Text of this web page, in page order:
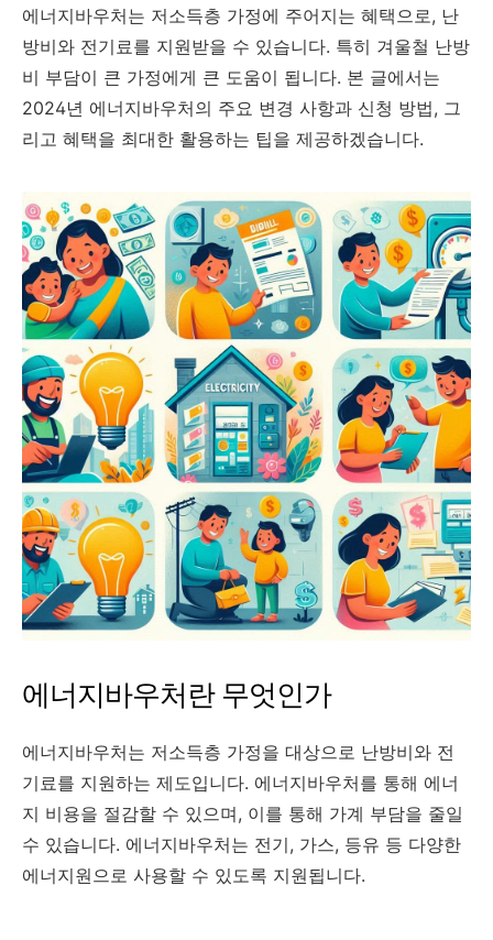
에너지바우처는 저소득층 가정에 주어지는 혜택으로, 난
방비와 전기료를 지원받을 수 있습니다. 특히 겨울철 난방
비 부담이 큰 가정에게 큰 도움이 됩니다. 본 글에서는
2024년 에너지바우처의 주요 변경 사항과 신청 방법, 그
리고 혜택을 최대한 활용하는 팁을 제공하겠습니다.
에너지바우처란 무엇인가
에너지바우처는 저소득층 가정을 대상으로 난방비와 전
기료를 지원하는 제도입니다. 에너지바우처를 통해 에너
지 비용을 절감할 수 있으며, 이를 통해 가계 부담을 줄일
수 있습니다. 에너지바우처는 전기, 가스, 등유 등 다양한
에너지원으로 사용할 수 있도록 지원됩니다.